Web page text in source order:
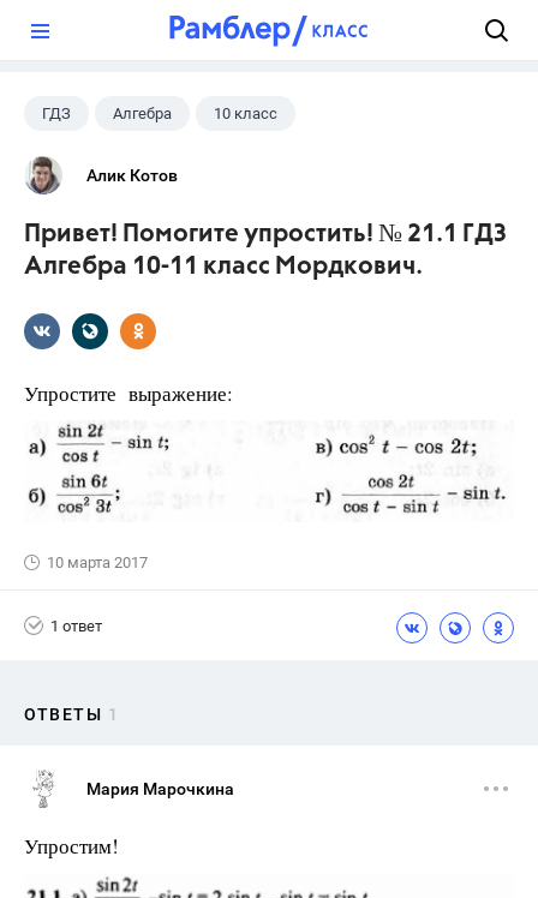
ГДЗ Алгебра 10 класс
11 класс
Алик Котов
Привет! Помогите упростить! № 21.1 ГДЗ
Алгебра 10-11 класс Мордкович.
Упростите выражение:
10 марта 2017
1 ответ
ОТВЕТЫ 1
Мария Марочкина
Упростим!